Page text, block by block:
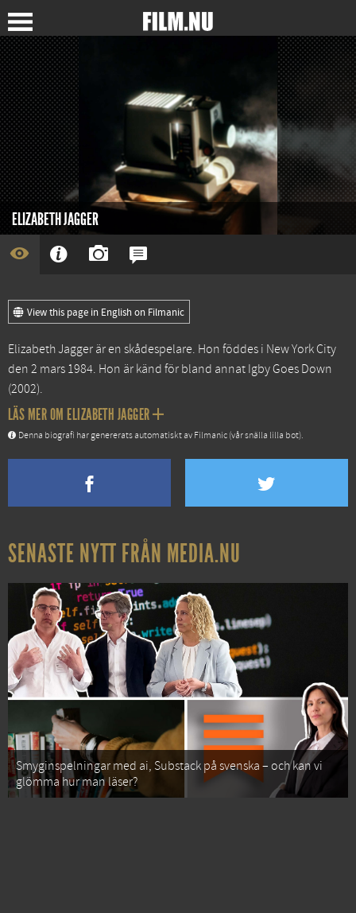
ELIZABETH JAGGER
View this page in English on Filmanic
Elizabeth Jagger är en skådespelare. Hon föddes i New York City
den 2 mars 1984. Hon är känd för bland annat Igby Goes Down
(2002).
LÄS MER OM ELIZABETH JAGGER
Denna biografi har genererats automatiskt av Filmanic (vår snälla lilla bot).
SENASTE NYTT FRÅN MEDIA.NU
Smyginspelningar med ai, Substack på svenska – och kan vi
glömma hur man läser?